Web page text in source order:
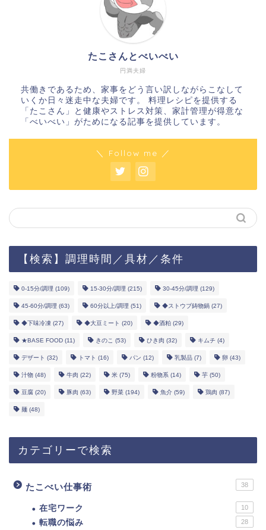
円満夫婦
たこさんとべいべい
共働きであるため、家事をどう言い訳しながらこなして
いくか日々迷走中な夫婦です。 料理レシピを提供する
「たこさん」と健康やストレス対策、家計管理が得意な
「べいべい」がためになる記事を提供しています。
＼ Follow me ／
【検索】調理時間／具材／条件
0-15分/調理 (109) 15-30分/調理 (215) 30-45分/調理 (129)
45-60分/調理 (63) 60分以上/調理 (51) ◆ストウブ鋳物鍋 (27)
◆下味冷凍 (27) ◆大豆ミート (20) ◆酒粕 (29)
★BASE FOOD (11) きのこ (53) ひき肉 (32) キムチ (4)
デザート (32) トマト (16) パン (12) 乳製品 (7) 卵 (43)
汁物 (48) 牛肉 (22) 米 (75) 粉物系 (14) 芋 (50)
豆腐 (20) 豚肉 (63) 野菜 (194) 魚介 (59) 鶏肉 (87)
麺 (48)
カテゴリーで検索
たこべい仕事術 38
在宅ワーク 10
転職の悩み 28